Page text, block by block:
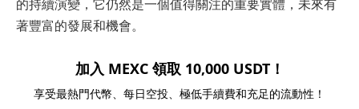
的持續演變，它仍然是一個值得關注的重要實體，未來有
著豐富的發展和機會。
加入 MEXC 領取 10,000 USDT！
享受最熱門代幣、每日空投、極低手續費和充足的流動性！